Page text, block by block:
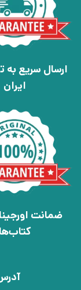
ارسال سریع به
ایران
ضمانت
کتاب‌ها